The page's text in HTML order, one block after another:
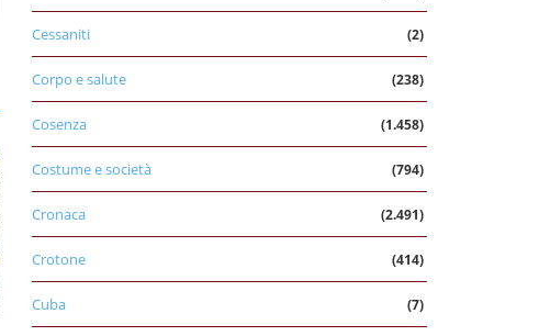
Cessaniti (2)
Corpo e salute (238)
Cosenza (1.458)
Costume e società (794)
Cronaca (2.491)
Crotone (414)
Cuba (7)